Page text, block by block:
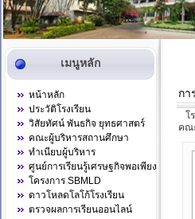
เมนูหลัก
หน้าหลัก
ประวัติโรงเรียน
วิสัยทัศน์ พันธกิจ ยุทธศาสตร์
คณะผู้บริหารสถานศึกษา
ทำเนียบผู้บริหาร
ศูนย์การเรียนรู้เศรษฐกิจพอเพียง
โครงการ SBMLD
ดาวโหลดโลโก้โรงเรียน
ตรวจผลการเรียนออนไลน์
กา
โ
คณ